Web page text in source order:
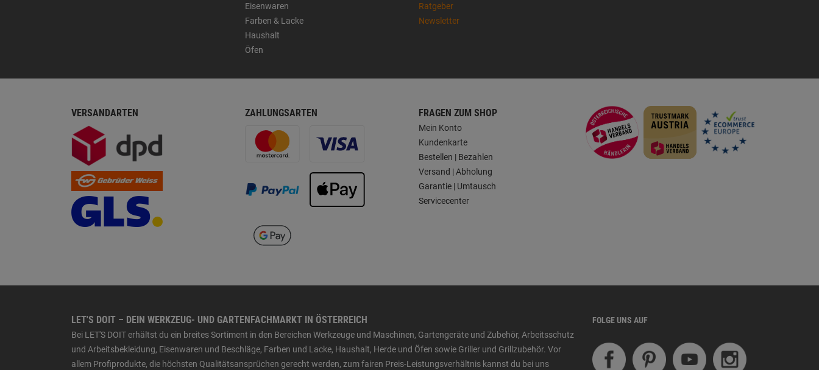
Eisenwaren
Farben & Lacke
Haushalt
Öfen
Ratgeber
Newsletter
VERSANDARTEN ZAHLUNGSARTEN FRAGEN ZUM SHOP
Mein Konto
Kundenkarte
Bestellen | Bezahlen
Versand | Abholung
Garantie | Umtausch
Servicecenter
LET'S DOIT – DEIN WERKZEUG- UND GARTENFACHMARKT IN ÖSTERREICH
Bei LET'S DOIT erhältst du ein breites Sortiment in den Bereichen Werkzeuge und Maschinen, Gartengeräte und Zubehör, Arbeitsschutz
und Arbeitsbekleidung, Eisenwaren und Beschläge, Farben und Lacke, Haushalt, Herde und Öfen sowie Griller und Grillzubehör. Vor
allem Profiprodukte, die höchsten Qualitätsansprüchen gerecht werden, zum fairen Preis-Leistungsverhältnis kannst du bei uns
FOLGE UNS AUF